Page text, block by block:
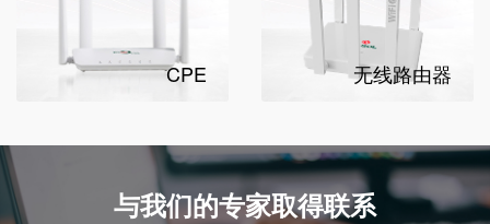
CPE 无线路由器
与我们的专家取得联系